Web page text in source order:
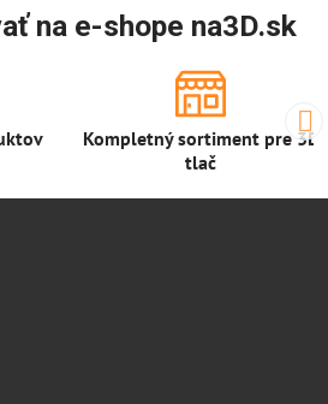
na e-shope na3D.sk
Kompletný sortiment pre 3D
tlač